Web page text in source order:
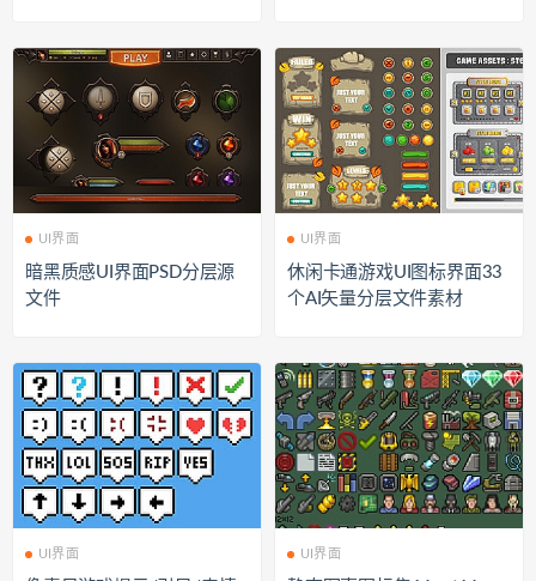
UI界面
暗黑质感UI界面PSD分层源
文件
UI界面
休闲卡通游戏UI图标界面33
个AI矢量分层文件素材
UI界面 UI界面